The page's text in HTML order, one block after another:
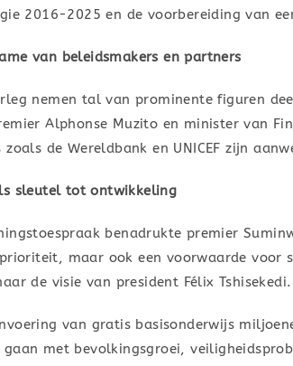
2016-2025 en de voorbereiding van
van beleidsmakers en partners
nemen tal van prominente figuren
Alphonse Muzito en minister van
zoals de Wereldbank en UNICEF zijn
sleutel tot ontwikkeling
benadrukte premier
maar ook een voorwaarde voor
de visie van president Félix Tshisekedi.
van gratis basisonderwijs
gaan met bevolkingsgroei,